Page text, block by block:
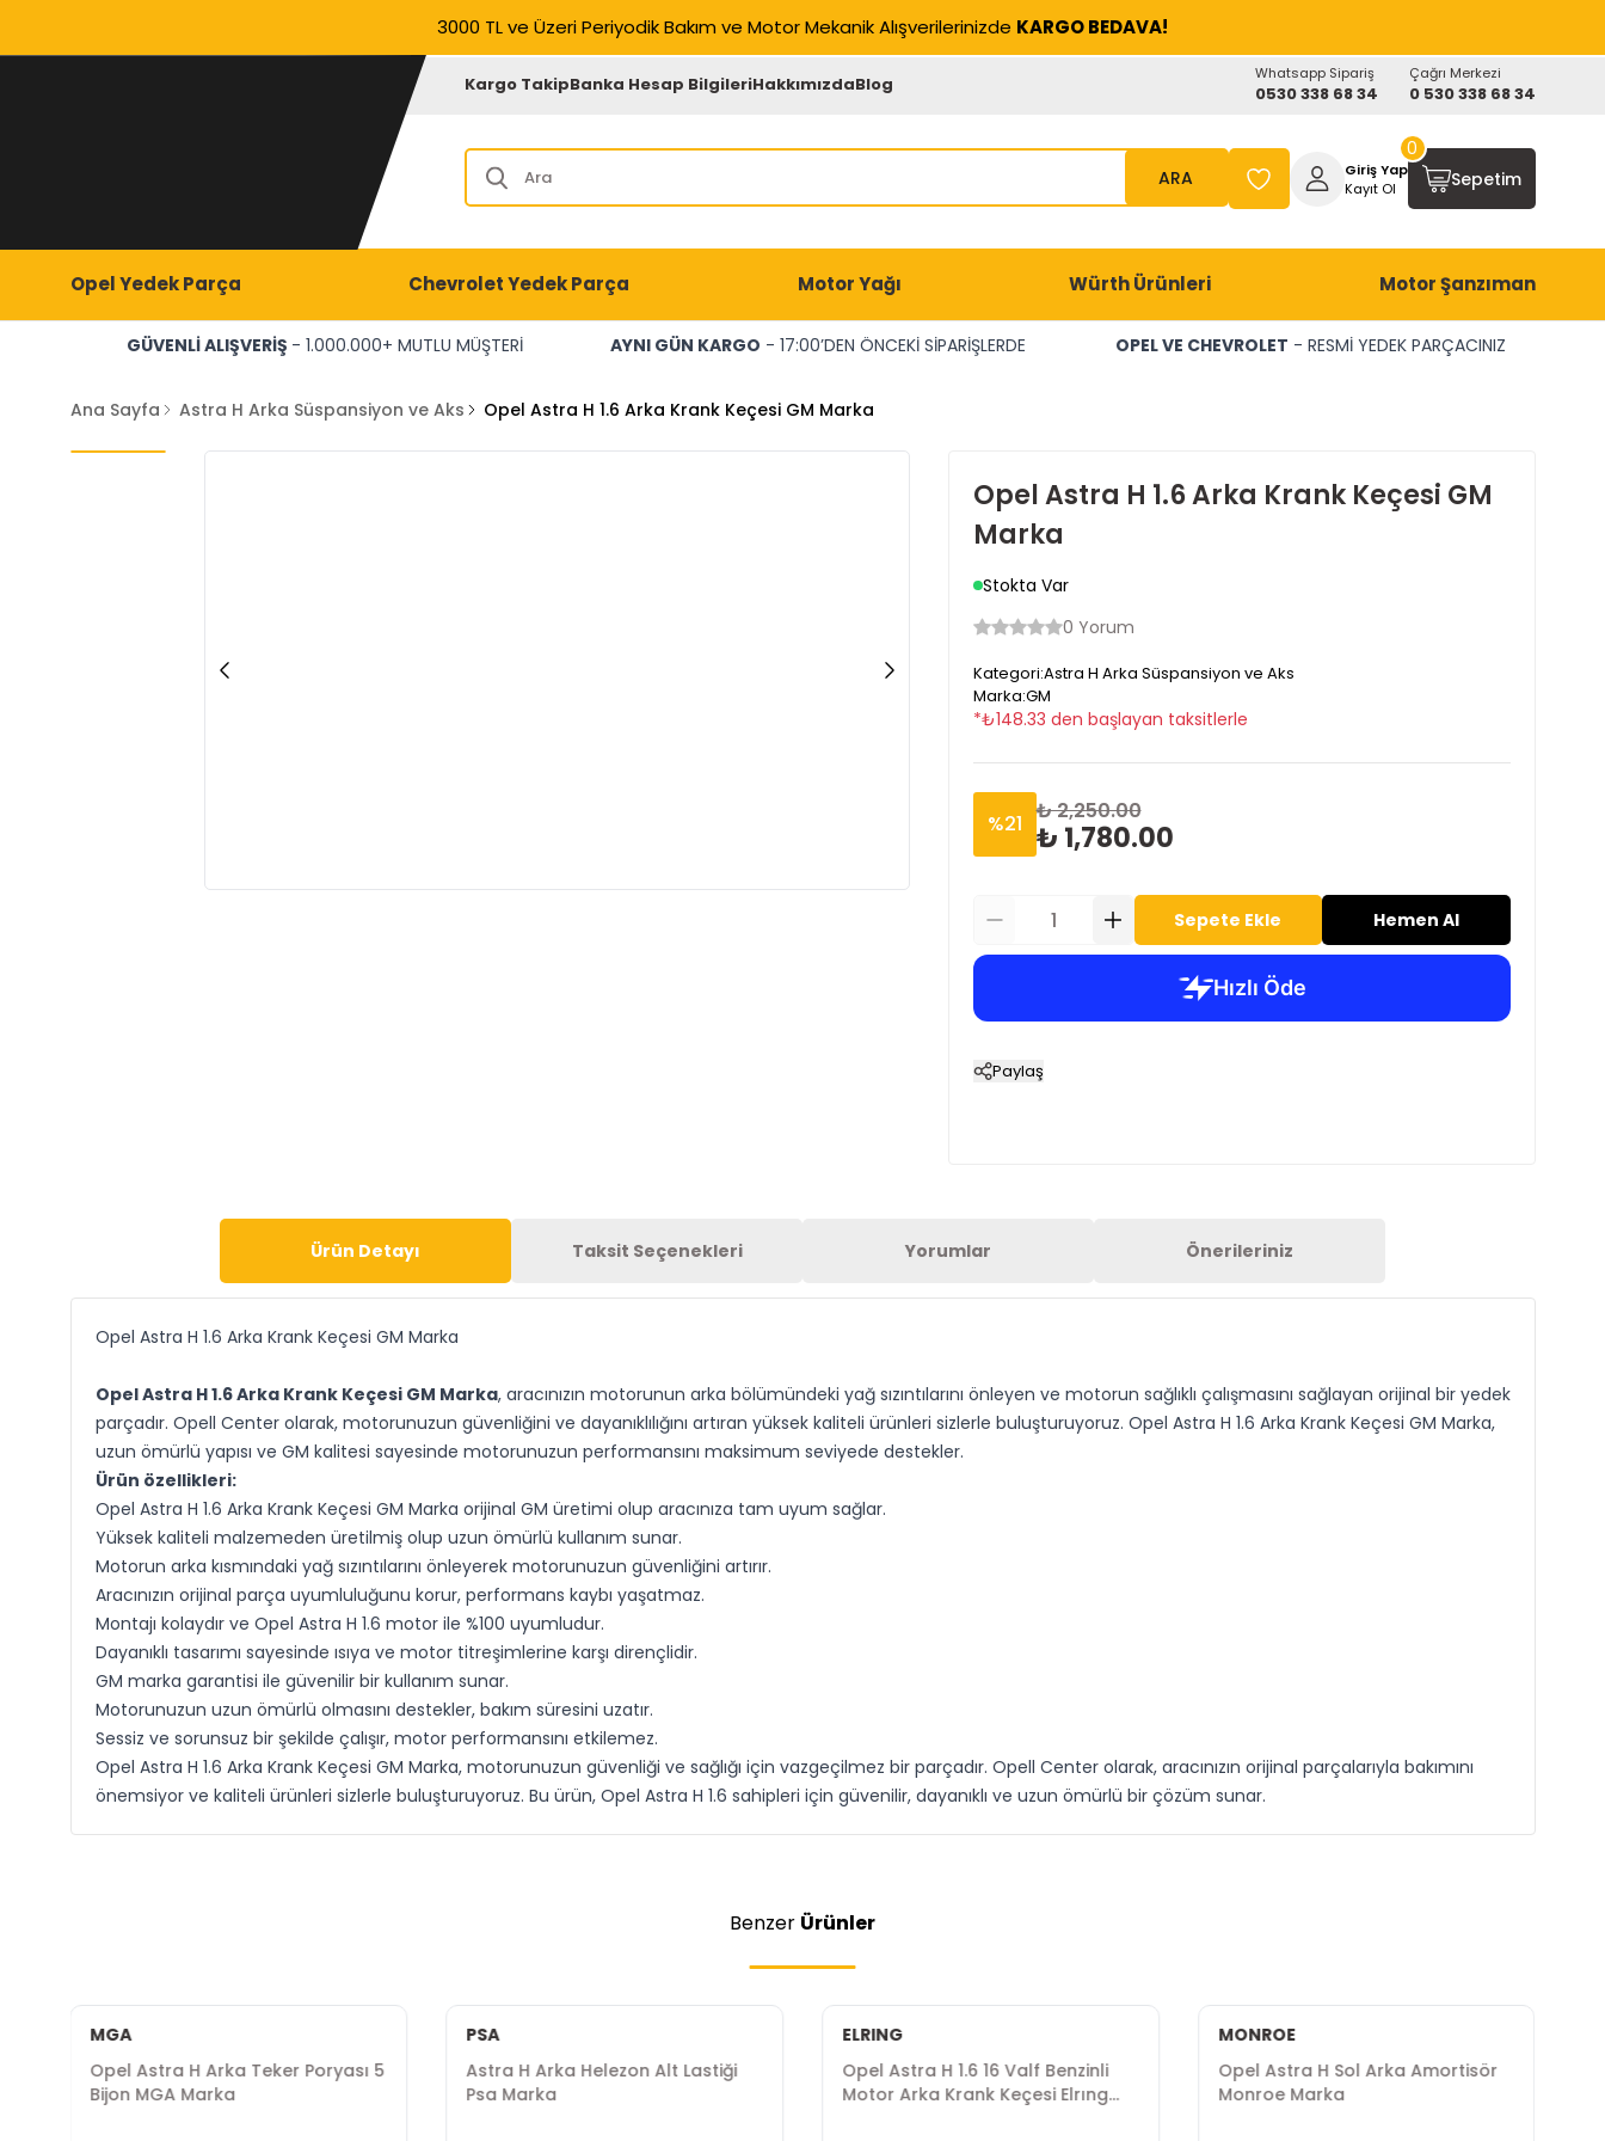
3000 TL ve Üzeri Periyodik Bakım ve Motor Mekanik Alışverilerinizde KARGO BEDAVA!
Kargo TakipBanka Hesap BilgileriHakkımızdaBlog Whatsapp Sipariş
0530 338 68 34
Çağrı Merkezi
0 530 338 68 34
ARA
Giriş Yap
Kayıt Ol
Sepetim
0
Opel Yedek Parça Chevrolet Yedek Parça Motor Yağı Würth Ürünleri Motor Şanzıman
GÜVENLİ ALIŞVERİŞ - 1.000.000+ MUTLU MÜŞTERİ AYNI GÜN KARGO - 17:00’DEN ÖNCEKİ SİPARİŞLERDE OPEL VE CHEVROLET - RESMİ YEDEK PARÇACINIZ
Ana Sayfa Astra H Arka Süspansiyon ve Aks Opel Astra H 1.6 Arka Krank Keçesi GM Marka
Opel Astra H 1.6 Arka Krank Keçesi GM
Marka
Stokta Var
0 Yorum
Kategori:Astra H Arka Süspansiyon ve Aks
Marka:GM
*₺148.33 den başlayan taksitlerle
%21 ₺ 2,250.00
₺ 1,780.00
Sepete Ekle Hemen Al
Paylaş
Ürün Detayı Taksit Seçenekleri Yorumlar Önerileriniz
Opel Astra H 1.6 Arka Krank Keçesi GM Marka
Opel Astra H 1.6 Arka Krank Keçesi GM Marka, aracınızın motorunun arka bölümündeki yağ sızıntılarını önleyen ve motorun sağlıklı çalışmasını sağlayan orijinal bir yedek
parçadır. Opell Center olarak, motorunuzun güvenliğini ve dayanıklılığını artıran yüksek kaliteli ürünleri sizlerle buluşturuyoruz. Opel Astra H 1.6 Arka Krank Keçesi GM Marka,
uzun ömürlü yapısı ve GM kalitesi sayesinde motorunuzun performansını maksimum seviyede destekler.
Ürün özellikleri:
Opel Astra H 1.6 Arka Krank Keçesi GM Marka orijinal GM üretimi olup aracınıza tam uyum sağlar.
Yüksek kaliteli malzemeden üretilmiş olup uzun ömürlü kullanım sunar.
Motorun arka kısmındaki yağ sızıntılarını önleyerek motorunuzun güvenliğini artırır.
Aracınızın orijinal parça uyumluluğunu korur, performans kaybı yaşatmaz.
Montajı kolaydır ve Opel Astra H 1.6 motor ile %100 uyumludur.
Dayanıklı tasarımı sayesinde ısıya ve motor titreşimlerine karşı dirençlidir.
GM marka garantisi ile güvenilir bir kullanım sunar.
Motorunuzun uzun ömürlü olmasını destekler, bakım süresini uzatır.
Sessiz ve sorunsuz bir şekilde çalışır, motor performansını etkilemez.
Opel Astra H 1.6 Arka Krank Keçesi GM Marka, motorunuzun güvenliği ve sağlığı için vazgeçilmez bir parçadır. Opell Center olarak, aracınızın orijinal parçalarıyla bakımını
önemsiyor ve kaliteli ürünleri sizlerle buluşturuyoruz. Bu ürün, Opel Astra H 1.6 sahipleri için güvenilir, dayanıklı ve uzun ömürlü bir çözüm sunar.
Benzer Ürünler
MGA
Opel Astra H Arka Teker Poryası 5
Bijon MGA Marka
PSA
Astra H Arka Helezon Alt Lastiği
Psa Marka
ELRING
Opel Astra H 1.6 16 Valf Benzinli
Motor Arka Krank Keçesi Elrıng
MONROE
Opel Astra H Sol Arka Amortisör
Monroe Marka